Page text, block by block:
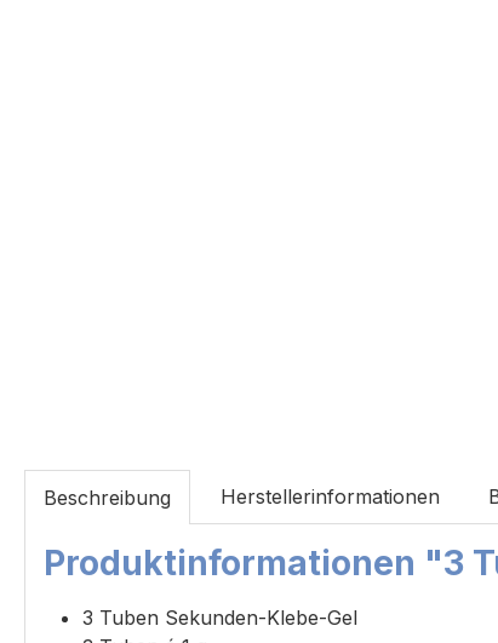
Beschreibung Herstellerinformationen
Produktinformationen "3
3 Tuben Sekunden-Klebe-Gel